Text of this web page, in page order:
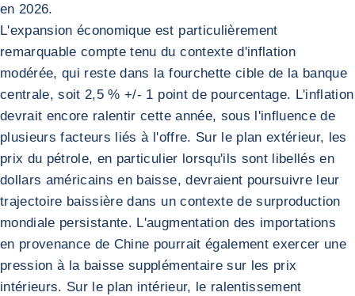
en 2026.
L'expansion économique est particulièrement
remarquable compte tenu du contexte d'inflation
modérée, qui reste dans la fourchette cible de la banque
centrale, soit 2,5 % +/- 1 point de pourcentage. L'inflation
devrait encore ralentir cette année, sous l'influence de
plusieurs facteurs liés à l'offre. Sur le plan extérieur, les
prix du pétrole, en particulier lorsqu'ils sont libellés en
dollars américains en baisse, devraient poursuivre leur
trajectoire baissière dans un contexte de surproduction
mondiale persistante. L'augmentation des importations
en provenance de Chine pourrait également exercer une
pression à la baisse supplémentaire sur les prix
intérieurs. Sur le plan intérieur, le ralentissement